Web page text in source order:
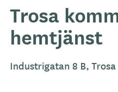
Trosa
hemtjänst
Industrigatan 8 B, Trosa